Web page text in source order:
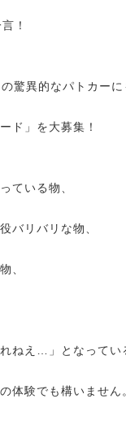
！
驚異的なパトカーに
ド」を大募集！
ている物、
バリバリな物、
、
ねえ…」となってい
体験でも構いません